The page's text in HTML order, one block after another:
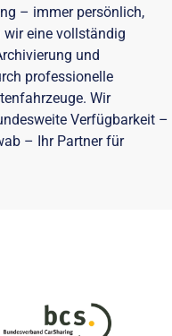
– immer persönlich,
eine vollständig
und
professionelle
Wir
Verfügbarkeit –
– Ihr Partner für